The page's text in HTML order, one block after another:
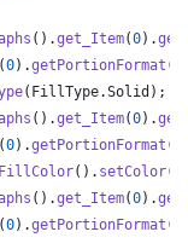
().get_Item(0).
(0).getPortionFormat
( FillType.Solid );
().get_Item(0).
(0).getPortionFormat
(). setColor(
().get_Item(0).
(0).getPortionFormat